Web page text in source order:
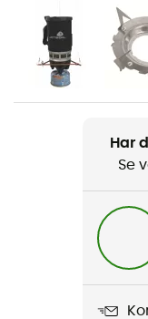
Camping / Det
Vægt
Karakteristika
Sælges uden
Har
Se